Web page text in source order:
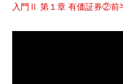
入門Ⅱ 第１章 有価証券②前